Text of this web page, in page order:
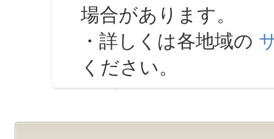
場合があります。
・詳しくは各地域の
ください。